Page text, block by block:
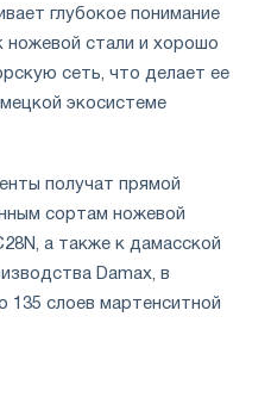
глубокое понимание
ножевой стали и хорошо
сеть, что делает ее
экосистеме
получат прямой
сортам ножевой
а также к дамасской
Damax, в
135 слоев мартенситной